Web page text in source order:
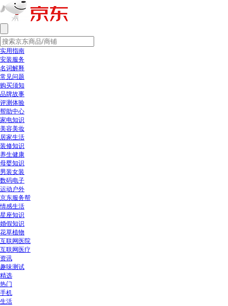
实用指南
安装服务
名词解释
常见问题
购买须知
品牌故事
评测体验
帮助中心
家电知识
美容美妆
居家生活
装修知识
养生健康
母婴知识
男装女装
数码电子
运动户外
京东服务帮
情感生活
星座知识
婚假知识
花草植物
互联网医院
互联网医疗
资讯
趣味测试
精选
热门
手机
生活